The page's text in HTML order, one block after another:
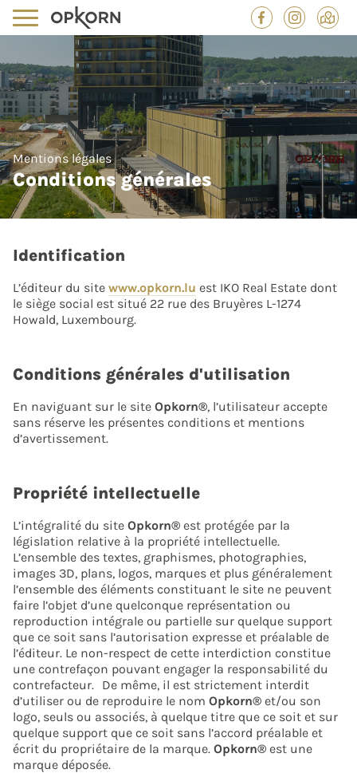
Mentions légales
Conditions générales
Identification
L’éditeur du site www.opkorn.lu est IKO Real Estate dont
le siège social est situé 22 rue des Bruyères L-1274
Howald, Luxembourg.
Conditions générales d'utilisation
En naviguant sur le site Opkorn®, l’utilisateur accepte
sans réserve les présentes conditions et mentions
d’avertissement.
Propriété intellectuelle
L’intégralité du site Opkorn® est protégée par la
législation relative à la propriété intellectuelle.
L’ensemble des textes, graphismes, photographies,
images 3D, plans, logos, marques et plus généralement
l’ensemble des éléments constituant le site ne peuvent
faire l’objet d’une quelconque représentation ou
reproduction intégrale ou partielle sur quelque support
que ce soit sans l’autorisation expresse et préalable de
l’éditeur. Le non-respect de cette interdiction constitue
une contrefaçon pouvant engager la responsabilité du
contrefacteur. De même, il est strictement interdit
d’utiliser ou de reproduire le nom Opkorn® et/ou son
logo, seuls ou associés, à quelque titre que ce soit et sur
quelque support que ce soit sans l’accord préalable et
écrit du propriétaire de la marque. Opkorn® est une
marque déposée.